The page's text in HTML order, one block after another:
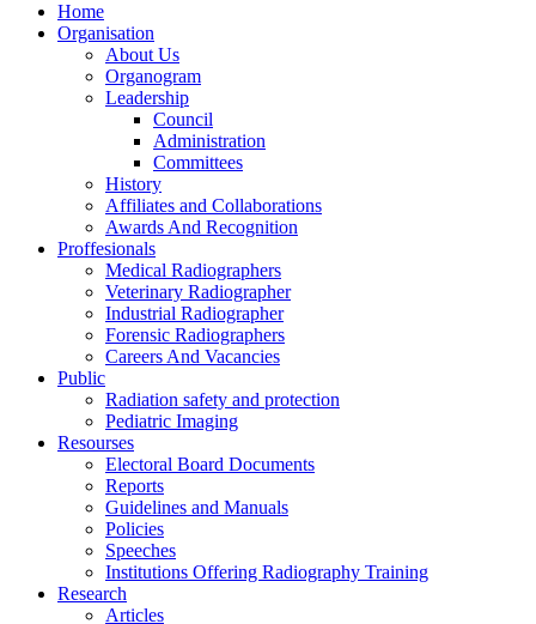
Home
Organisation
About Us
Organogram
Leadership
Council
Administration
Committees
History
Affiliates and Collaborations
Awards And Recognition
Proffesionals
Medical Radiographers
Veterinary Radiographer
Industrial Radiographer
Forensic Radiographers
Careers And Vacancies
Public
Radiation safety and protection
Pediatric Imaging
Resourses
Electoral Board Documents
Reports
Guidelines and Manuals
Policies
Speeches
Institutions Offering Radiography Training
Research
Articles